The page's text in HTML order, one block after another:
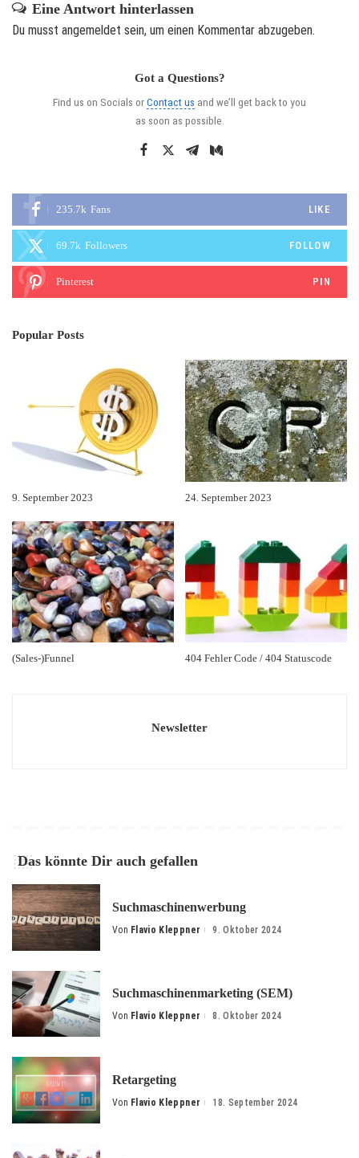
Eine Antwort hinterlassen
Du musst angemeldet sein, um einen Kommentar abzugeben.
Got a Questions?
Find us on Socials orContact us and we’ll get back to you
as soon as possible.
235.7k Fans LIKE
69.7k Followers FOLLOW
Pinterest PIN
Popular Posts
9. September 2023 24. September 2023
(Sales-)Funnel 404 Fehler Code / 404 Statuscode
Newsletter
Das könnte Dir auch gefallen
Suchmaschinenwerbung
Posted
Von Flavio Kleppner 9. Oktober 2024
Suchmaschinenmarketing (SEM)
Posted
Von Flavio Kleppner 8. Oktober 2024
Retargeting
Posted
Von Flavio Kleppner 18. September 2024